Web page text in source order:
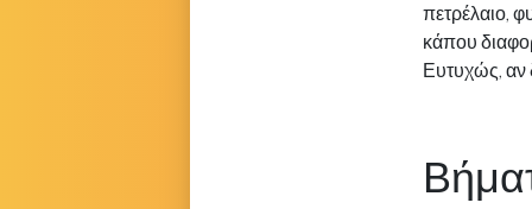
πετρέλαιο,
κάπου
Ευτυχώς, αν